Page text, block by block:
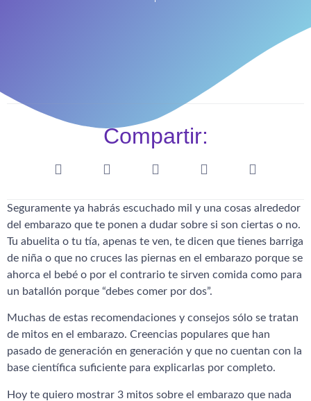
Compartir:
Seguramente ya habrás escuchado mil y una cosas alrededor
del embarazo que te ponen a dudar sobre si son ciertas o no.
Tu abuelita o tu tía, apenas te ven, te dicen que tienes barriga
de niña o que no cruces las piernas en el embarazo porque se
ahorca el bebé o por el contrario te sirven comida como para
un batallón porque “debes comer por dos”.
Muchas de estas recomendaciones y consejos sólo se tratan
de mitos en el embarazo. Creencias populares que han
pasado de generación en generación y que no cuentan con la
base científica suficiente para explicarlas por completo.
Hoy te quiero mostrar 3 mitos sobre el embarazo que nada